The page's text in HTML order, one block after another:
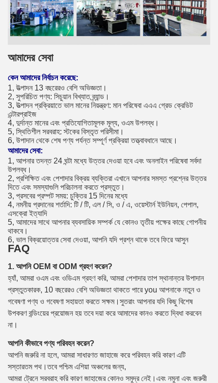
আমাদের সেবা
কেন আমাদের নির্বাচন করেছে:
1, উত্পাদন 13 বছরেরও বেশি অভিজ্ঞতা।
2, সুপরিচিত পণ্য: সিচুয়ান বিখ্যাত ব্র্যান্ড।
3, উত্পাদন প্রক্রিয়াতে ভাল মানের নিয়ন্ত্রণ: মান পরিষেবা এএএ গ্রেড ক্রেডিট
এন্টারপ্রাইজ
4, দুর্দান্ত মানের এবং প্রতিযোগিতামূলক মূল্য, ওএম উপলব্ধ।
5, স্থিতিশীল সরবরাহ: স্টকের বিস্তৃত পরিসীমা।
6, উপাদান থেকে শেষ পণ্য পর্যন্ত সম্পূর্ণ প্রক্রিয়া তত্ত্বাবধানে আছে।
আমাদের সেবা:
1, আপনার তদন্ত 24 ঘন্টা মধ্যে উত্তর দেওয়া হবে এবং অনলাইন পরিষেবা সর্বদা
উপলব্ধ।
2, প্রশিক্ষিত এবং পেশাদার বিক্রয় ব্যক্তিরা এখানে আপনার সমস্ত প্রশ্নের উত্তর
দিতে এবং সমস্যাগুলি পরিচালনা করতে প্রস্তুত।
3, প্রসবের প্রম্পট সময়: চুক্তির 15 দিনের মধ্যে
4, নমনীয় প্রদানের শর্তাদি: টি / টি, এল / সি, ও / এ, ওয়েস্টার্ন ইউনিয়ন, পেপাল,
এসক্রো ইত্যাদি
5, আমাদের সাথে আপনার ব্যবসায়িক সম্পর্ক যে কোনও তৃতীয় পক্ষের কাছে গোপনীয়
থাকবে।
6, ভাল বিক্রয়োত্তর সেবা দেওয়া, আপনি যদি প্রশ্ন থাকে তবে ফিরে আসুন
FAQ
1. আপনি OEM বা ODM গ্রহণ করেন?
হ্যাঁ, আমরা ওএম এবং ওডিএম গ্রহণ করি, আমরা পেশাদার তাপ স্থানান্তর উপাদান
প্রস্তুতকারক, 10 বছরেরও বেশি অভিজ্ঞতা থাকতে পারে you আপনাকে নতুন ও
গবেষণা পণ্য ও গবেষণা সহায়তা করতে সক্ষম।সুতরাং আপনার যদি কিছু বিশেষ
উপকরণ বন্ডিংয়ের প্রয়োজন হয় তবে দয়া করে আমাদের কানও করতে দ্বিধা করবেন
না।
আপনি কীভাবে পণ্য পরিবহন করেন?
আপনি জরুরি না হলে, আমরা সাধারণত জাহাজে করে পরিবহন করি কারণ এটি
সস্তারতম পথ।তবে পশ্চিম এশিয়া অঞ্চলের জন্য,
আমরা ট্রেনে সরবরাহ করি কারণ জাহাজের কোনও সমুদ্র নেই।এবং নমুনা এবং জরুরী